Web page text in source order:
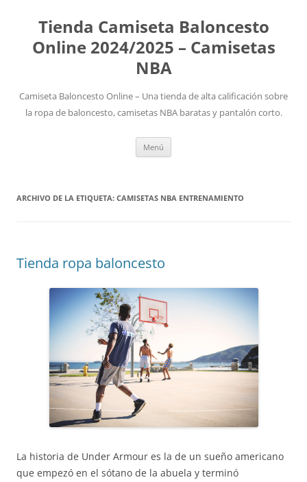
Tienda Camiseta Baloncesto
Online 2024/2025 – Camisetas
NBA
Camiseta Baloncesto Online – Una tienda de alta calificación sobre
la ropa de baloncesto, camisetas NBA baratas y pantalón corto.
Menú
ARCHIVO DE LA ETIQUETA: CAMISETAS NBA ENTRENAMIENTO
Tienda ropa baloncesto
La historia de Under Armour es la de un sueño americano
que empezó en el sótano de la abuela y terminó